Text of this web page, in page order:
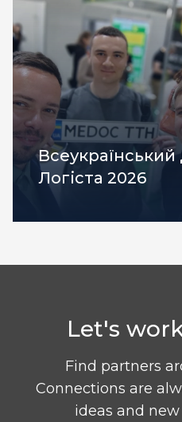
Логіста 2026
Let's
Find partners
Connections are
ideas and